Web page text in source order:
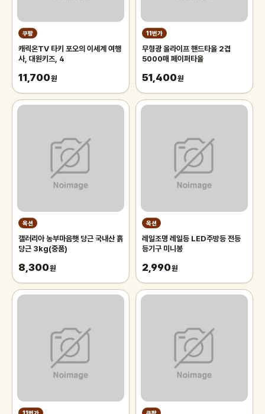
쿠팡
캐릭온TV 타키 포오의 이세계 여행
사, 대원키즈, 4
11,700원
11번가
무형광 올라이프 핸드타올 2겹
5000매 페이퍼타올
51,400원
옥션
갤러리아 농부마음햇 당근 국내산 흙
당근 3kg(중품)
8,300원
옥션
레일조명 레일등 LED주방등 전등
등기구 미니봉
2,990원